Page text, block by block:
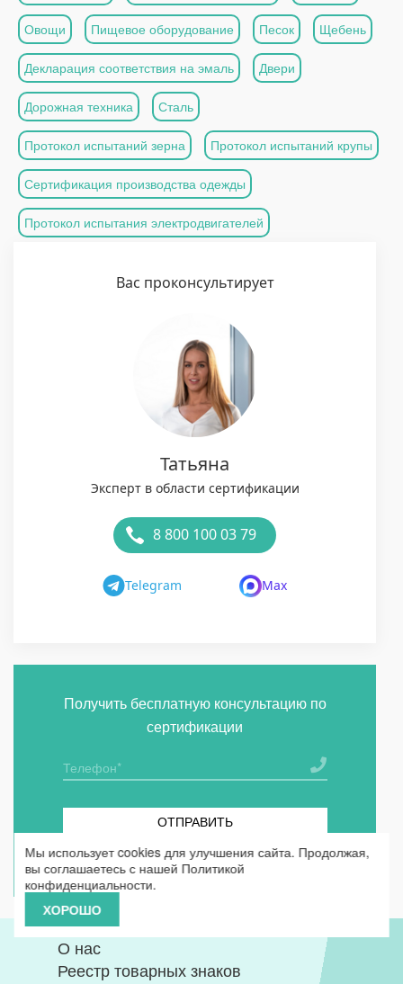
Овощи Пищевое оборудование Песок Щебень
Декларация соответствия на эмаль Двери
Дорожная техника Сталь
Протокол испытаний зерна Протокол испытаний крупы
Сертификация производства одежды
Протокол испытания электродвигателей
Вас проконсультирует
Татьяна
Эксперт в области сертификации
8 800 100 03 79
Telegram Max
Получить бесплатную консультацию по
сертификации
ОТПРАВИТЬ
Я согласен наобработку персональных данных
О нас
Реестр товарных знаков
Мы использует cookies для улучшения сайта. Продолжая,
вы соглашаетесь с нашей Политикой
конфиденциальности.
ХОРОШО